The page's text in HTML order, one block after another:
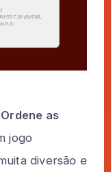
Ordene as
jogo
diversão e